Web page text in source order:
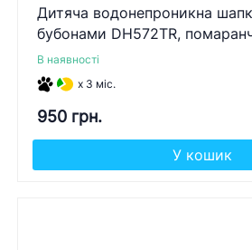
Дитяча водонепроникна
бубонами DH572TR,
В наявності
x 3 міс.
950 грн.
У кошик